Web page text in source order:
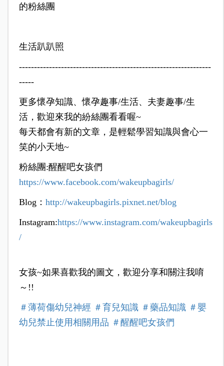
的粉絲團
生活趴趴照
​----------------------------------------------------------------
-----
更多懷孕知識、懷孕趣事/生活、夫妻趣事/生
活，歡迎來我的紛絲團看看喔~
每天都會有新的文章，是輕鬆學習知識與會心一
笑的小天地~
粉絲團:醒醒吧女孩們
https://www.facebook.com/wakeupbagirls/
Blog： http://wakeupbagirls.pixnet.net/blog
Instagram:https://www.instagram.com/wakeupbagirls
/
女孩~如果喜歡我的圖文，歡迎分享和關注我唷
～!!
＃薄荷傷幼兒神經 ＃育兒知識 ＃藥品知識 ＃嬰
幼兒禁止使用相關用品 ＃醒醒吧女孩們